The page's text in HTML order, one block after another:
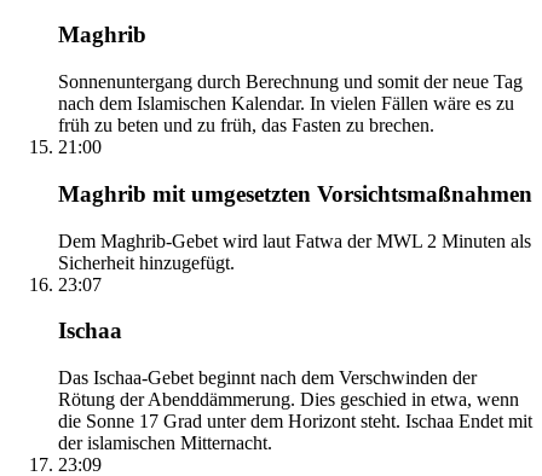
Maghrib
Sonnenuntergang durch Berechnung und somit der neue Tag
nach dem Islamischen Kalendar. In vielen Fällen wäre es zu
früh zu beten und zu früh, das Fasten zu brechen.
21:00
Maghrib mit umgesetzten Vorsichtsmaßnahmen
Dem Maghrib-Gebet wird laut Fatwa der MWL 2 Minuten als
Sicherheit hinzugefügt.
23:07
Ischaa
Das Ischaa-Gebet beginnt nach dem Verschwinden der
Rötung der Abenddämmerung. Dies geschied in etwa, wenn
die Sonne 17 Grad unter dem Horizont steht. Ischaa Endet mit
der islamischen Mitternacht.
23:09